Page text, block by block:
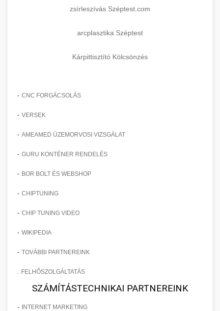
zsírleszívás Széptest.com
arcplasztika Széptest
Kárpittisztító Kölcsönzés
- CNC FORGÁCSOLÁS
- VERSEK
- AMEAMED ÜZEMORVOSI VIZSGÁLAT
- GURU KONTÉNER RENDELÉS
- BOR BOLT ÉS WEBSHOP
- CHIPTUNING
- CHIP TUNING VIDEO
- WIKIPEDIA
- TOVÁBBI PARTNEREINK
FELHŐSZOLGÁLTATÁS
SZÁMÍTÁSTECHNIKAI PARTNEREINK
- INTERNET MARKETING